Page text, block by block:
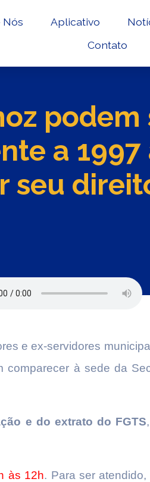
Nós Aplicativo
Contato
podem
a 1997
seu
e ex-servidores
comparecer à sede da
e do extrato do FGTS
às 12h. Para ser